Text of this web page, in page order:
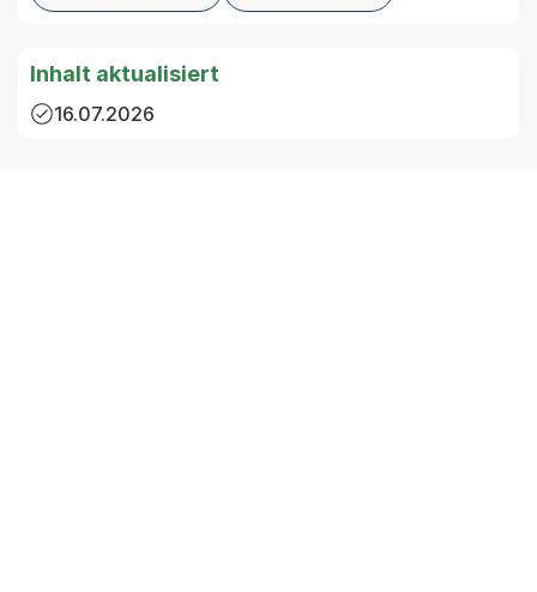
Inhalt aktualisiert
16.07.2026